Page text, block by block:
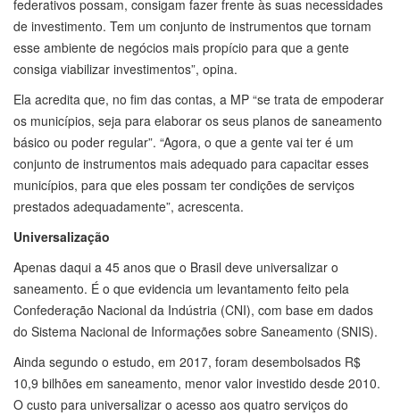
federativos possam, consigam fazer frente às suas necessidades
de investimento. Tem um conjunto de instrumentos que tornam
esse ambiente de negócios mais propício para que a gente
consiga viabilizar investimentos”, opina.
Ela acredita que, no fim das contas, a MP “se trata de empoderar
os municípios, seja para elaborar os seus planos de saneamento
básico ou poder regular”. “Agora, o que a gente vai ter é um
conjunto de instrumentos mais adequado para capacitar esses
municípios, para que eles possam ter condições de serviços
prestados adequadamente”, acrescenta.
Universalização
Apenas daqui a 45 anos que o Brasil deve universalizar o
saneamento. É o que evidencia um levantamento feito pela
Confederação Nacional da Indústria (CNI), com base em dados
do Sistema Nacional de Informações sobre Saneamento (SNIS).
Ainda segundo o estudo, em 2017, foram desembolsados R$
10,9 bilhões em saneamento, menor valor investido desde 2010.
O custo para universalizar o acesso aos quatro serviços do